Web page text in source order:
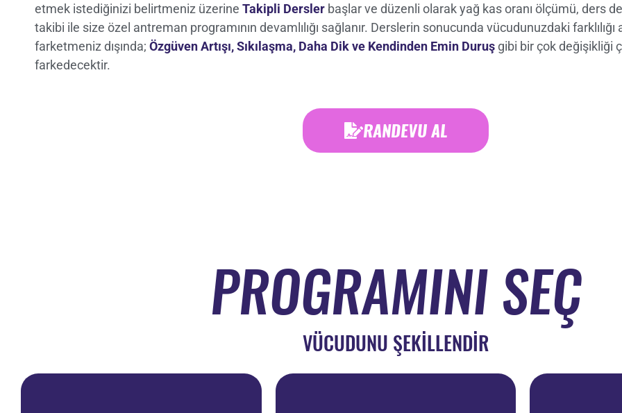
etmek istediğinizi belirtmeniz üzerine Takipli Dersler başlar ve düzenli olarak yağ kas oranı ölçümü, ders
takibi ile size özel antreman programının devamlılığı sağlanır. Derslerin sonucunda vücudunuzdaki
farketmeniz dışında; Özgüven Artışı, Sıkılaşma, Daha Dik ve Kendinden Emin Duruş gibi bir çok değişikliği
farkedecektir.
RANDEVU AL
PROGRAMINI SEÇ
VÜCUDUNU ŞEKİLLENDİR